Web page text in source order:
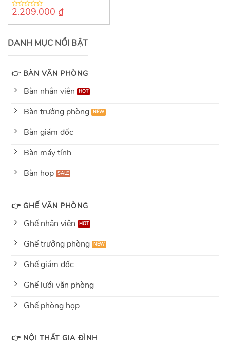
0
of
2.209.000 ₫
DANH MỤC NỔI BẬT
👉 BÀN VĂN PHÒNG
Bàn nhân viên
Bàn trưởng phòng
Bàn giám đốc
Bàn máy tính
Bàn họp
👉 GHẾ VĂN PHÒNG
Ghế nhân viên
Ghế trưởng phòng
Ghế giám đốc
Ghế lưới văn phòng
Ghế phòng họp
👉 NỘI THẤT GIA ĐÌNH